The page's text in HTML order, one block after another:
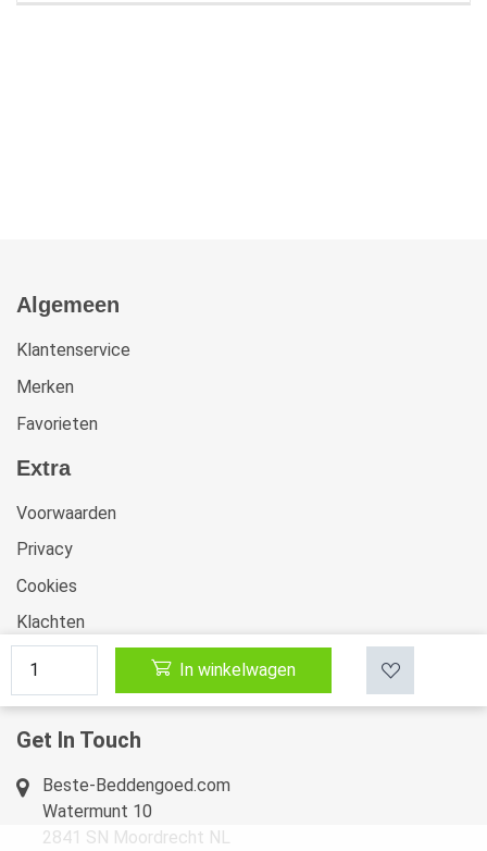
In winkelwagen
Algemeen
Klantenservice
Merken
Favorieten
Extra
Voorwaarden
Privacy
Cookies
Klachten
Retourneren & Ruilen
Sitemap
Get In Touch
Beste-Beddengoed.com
Watermunt 10
2841 SN Moordrecht NL